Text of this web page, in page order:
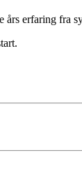
erfaring fra